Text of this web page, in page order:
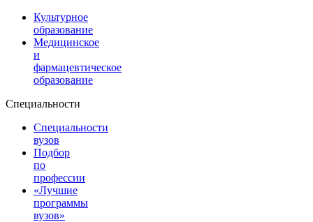
Культурное
образование
Медицинское
и
фармацевтическое
образование
Специальности
Специальности
вузов
Подбор
по
профессии
«Лучшие
программы
вузов»